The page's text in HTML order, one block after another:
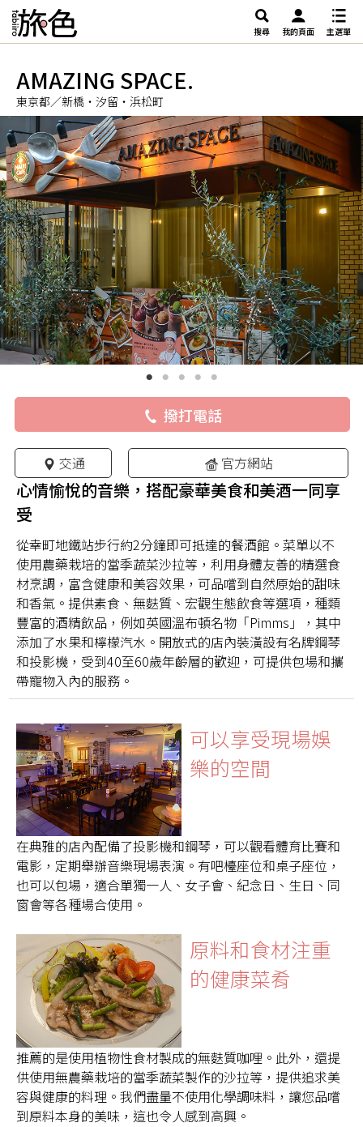
搜尋 我的頁面 主選單
AMAZING SPACE.
東京都／新橋・汐留・浜松町
撥打電話
交通 官方網站
心情愉悅的音樂，搭配豪華美食和美酒一同享
受
從幸町地鐵站步行約2分鐘即可抵達的餐酒館。菜單以不
使用農藥栽培的當季蔬菜沙拉等，利用身體友善的精選食
材烹調，富含健康和美容效果，可品嚐到自然原始的甜味
和香氣。提供素食、無麩質、宏觀生態飲食等選項，種類
豐富的酒精飲品，例如英國溫布頓名物「Pimms」，其中
添加了水果和檸檬汽水。開放式的店內裝潢設有名牌鋼琴
和投影機，受到40至60歲年齡層的歡迎，可提供包場和攜
帶寵物入內的服務。
可以享受現場娛
樂的空間
在典雅的店內配備了投影機和鋼琴，可以觀看體育比賽和
電影，定期舉辦音樂現場表演。有吧檯座位和桌子座位，
也可以包場，適合單獨一人、女子會、紀念日、生日、同
窗會等各種場合使用。
原料和食材注重
的健康菜肴
推薦的是使用植物性食材製成的無麩質咖哩。此外，還提
供使用無農藥栽培的當季蔬菜製作的沙拉等，提供追求美
容與健康的料理。我們盡量不使用化學調味料，讓您品嚐
到原料本身的美味，這也令人感到高興。